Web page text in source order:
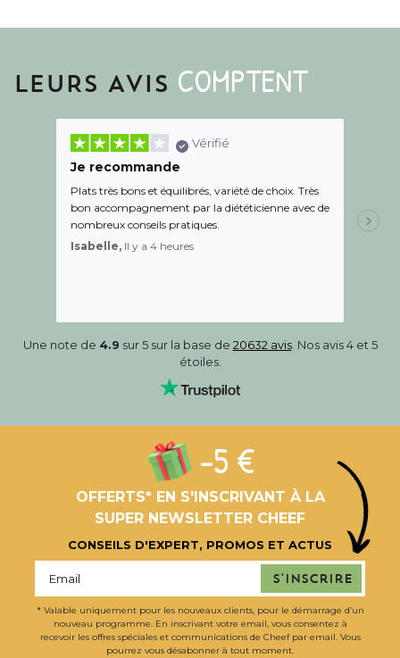
LEURS AVIS COMPTENT
Vérifié
Je recommande
Plats très bons et équilibrés, variété de choix. Très
bon accompagnement par la diététicienne avec de
nombreux conseils pratiques.
Isabelle, Il y a 4 heures
de l
aidé
Une note de 4.9 sur 5 sur la base de 20632 avis. Nos avis 4 et 5
étoiles.
-5 €
OFFERTS* EN S'INSCRIVANT À LA
SUPER NEWSLETTER CHEEF
CONSEILS D'EXPERT, PROMOS ET ACTUS
S'inscrire
* Valable uniquement pour les nouveaux clients, pour le démarrage d’un
nouveau programme. En inscrivant votre email, vous consentez à
recevoir les offres spéciales et communications de Cheef par email. Vous
pourrez vous désabonner à tout moment.